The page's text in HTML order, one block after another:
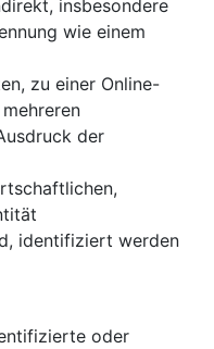
insbesondere
wie einem
zu einer Online-
der
identifiziert werden
oder